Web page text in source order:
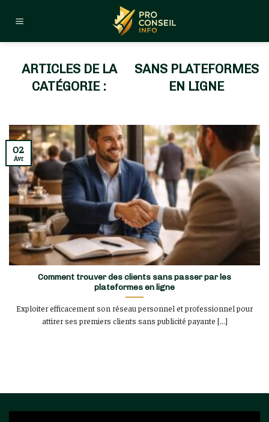
SANS PLATEFORMES
EN LIGNE
Comment trouver des clients sans passer par les
plateformes en ligne
Exploiter efficacement son réseau personnel et professionnel pour
attirer ses premiers clients sans publicité payante [...]
02
Avr